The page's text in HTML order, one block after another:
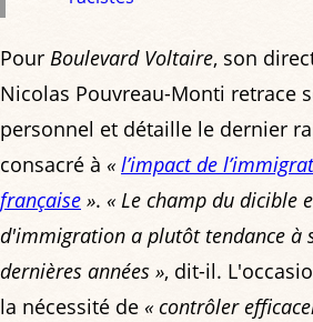
Pour Boulevard Voltaire, son
Nicolas Pouvreau-Monti retrace
personnel et détaille le dernier
consacré à « l’impact de
française ». « Le champ du dicible
d'immigration a plutôt tendance à
dernières années », dit-il.
la nécessité de « contrôler